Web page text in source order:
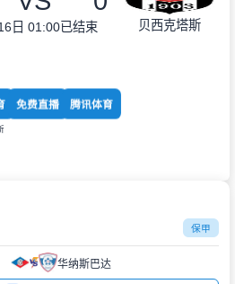
日 01:00已结束 贝西克塔斯
免费直播 腾讯体育
保甲
华纳斯巴达